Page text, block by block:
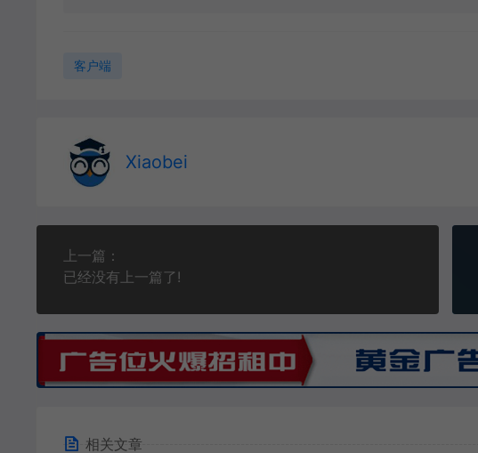
客户端
Xiaobei
上一篇：
已经没有上一篇了!
相关文章